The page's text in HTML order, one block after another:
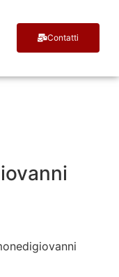
Contatti